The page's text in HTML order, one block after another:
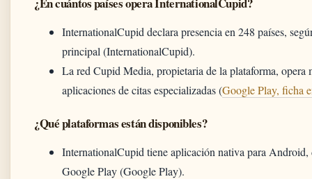
InternationalCupid declara presencia en 248 países,
principal (InternationalCupid).
La red Cupid Media, propietaria de la plataforma, opera
aplicaciones de citas especializadas (Google Play, ficha
¿Qué plataformas están disponibles?
InternationalCupid tiene aplicación nativa para Android,
Google Play (Google Play).